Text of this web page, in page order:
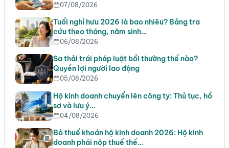
07/08/2026
Tuổi nghỉ hưu 2026 là bao nhiêu? Bảng tra
cứu theo tháng, năm sinh…
06/08/2026
Sa thải trái pháp luật bồi thường thế nào?
Quyền lợi người lao động
05/08/2026
Hộ kinh doanh chuyển lên công ty: Thủ tục, hồ
sơ và lưu ý…
04/08/2026
Bỏ thuế khoán hộ kinh doanh 2026: Hộ kinh
doanh phải nộp thuế thế…